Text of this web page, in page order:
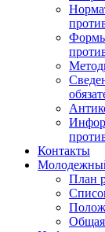
Формы
Контакты
План